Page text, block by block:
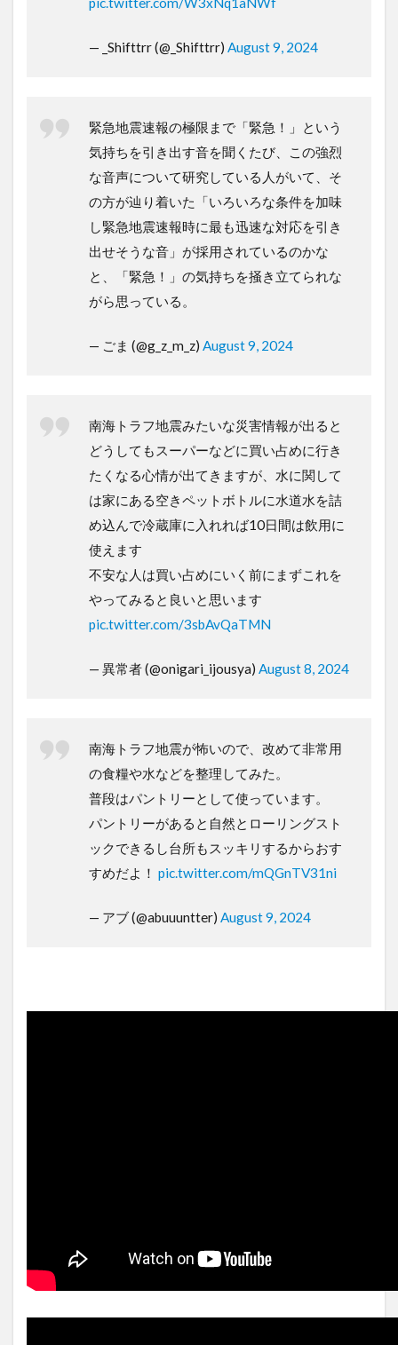
— _Shifttrr (@_Shifttrr) August 9, 2024
緊急地震速報の極限まで「緊急！」という
気持ちを引き出す音を聞くたび、この強烈
な音声について研究している人がいて、そ
の方が辿り着いた「いろいろな条件を加味
し緊急地震速報時に最も迅速な対応を引き
出せそうな音」が採用されているのかな
と、「緊急！」の気持ちを掻き立てられな
がら思っている。
— ごま (@g_z_m_z) August 9, 2024
南海トラフ地震みたいな災害情報が出ると
どうしてもスーパーなどに買い占めに行き
たくなる心情が出てきますが、水に関して
は家にある空きペットボトルに水道水を詰
め込んで冷蔵庫に入れれば10日間は飲用に
使えます
不安な人は買い占めにいく前にまずこれを
やってみると良いと思います
pic.twitter.com/3sbAvQaTMN
— 異常者 (@onigari_ijousya) August 8, 2024
南海トラフ地震が怖いので、改めて非常用
の食糧や水などを整理してみた。
普段はパントリーとして使っています。
パントリーがあると自然とローリングスト
ックできるし台所もスッキリするからおす
すめだよ！ pic.twitter.com/mQGnTV31ni
— アブ (@abuuuntter) August 9, 2024